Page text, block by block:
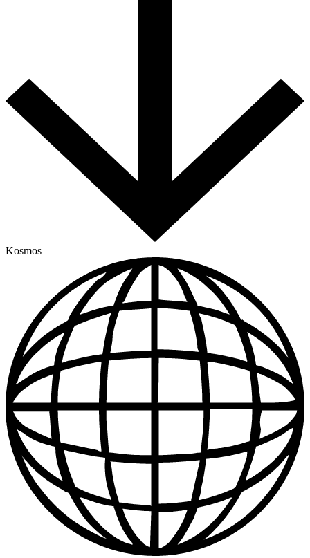
Kosmos